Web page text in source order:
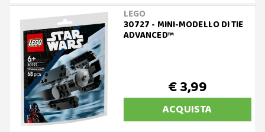
LEGO
30727 - MINI-MODELLO DI TIE
ADVANCED™
€ 3,99
ACQUISTA